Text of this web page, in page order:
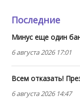
Последние
Минус еще один
6 августа 2026 17:01
Всем отказать!
6 августа 2026 14:47